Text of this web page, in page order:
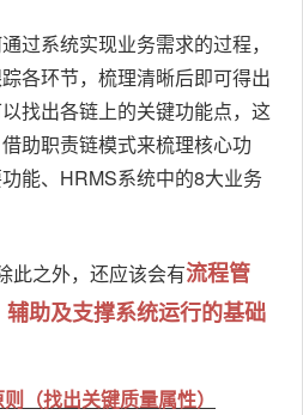
过系统实现业务需求的过程，
各环节，梳理清晰后即可得出
找出各链上的关键功能点，这
助职责链模式来梳理核心功
能、HRMS系统中的8大业务
此之外，还应该会有流程管
助及支撑系统运行的基础
（找出关键质量属性）